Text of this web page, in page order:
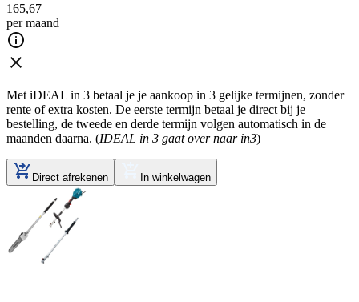
165,67
per maand
Met iDEAL in 3 betaal je je aankoop in 3 gelijke termijnen, zonder
rente of extra kosten. De eerste termijn betaal je direct bij je
bestelling, de tweede en derde termijn volgen automatisch in de
maanden daarna. (IDEAL in 3 gaat over naar in3)
Direct afrekenen In winkelwagen